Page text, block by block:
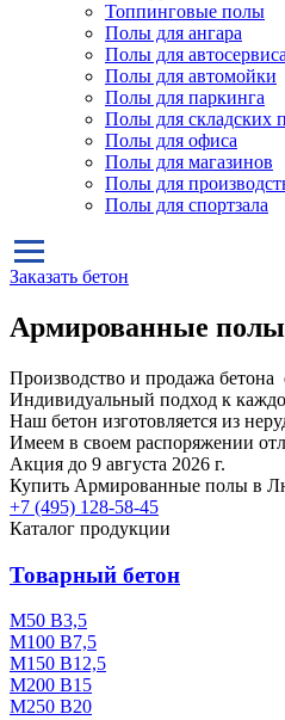
Топпинговые полы
Полы для ангара
Полы для автосервиса
Полы для автомойки
Полы для паркинга
Полы для складских
Полы для офиса
Полы для магазинов
Полы для
Полы для спортзала
Заказать бетон
Армированные
Производство и продажа бетона
Индивидуальный подход к
Наш бетон изготовляется из
Имеем в своем распоряжении
Акция до 9 августа 2026 г.
Купить Армированные полы в
+7 (495) 128-58-45
Каталог продукции
Товарный бетон
М50 В3,5
М100 В7,5
М150 В12,5
М200 В15
М250 В20